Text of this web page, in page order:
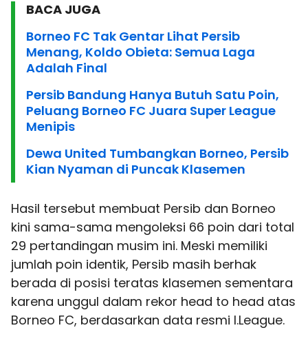
BACA JUGA
Borneo FC Tak Gentar Lihat Persib
Menang, Koldo Obieta: Semua Laga
Adalah Final
Persib Bandung Hanya Butuh Satu Poin,
Peluang Borneo FC Juara Super League
Menipis
Dewa United Tumbangkan Borneo, Persib
Kian Nyaman di Puncak Klasemen
Hasil tersebut membuat Persib dan Borneo
kini sama-sama mengoleksi 66 poin dari total
29 pertandingan musim ini. Meski memiliki
jumlah poin identik, Persib masih berhak
berada di posisi teratas klasemen sementara
karena unggul dalam rekor head to head atas
Borneo FC, berdasarkan data resmi I.League.